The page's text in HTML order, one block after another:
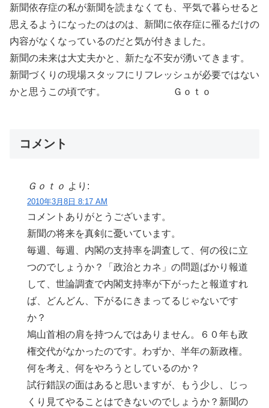
新聞依存症の私が新聞を読まなくても、平気で暮らせると
思えるようになったのはのは、新聞に依存症に罹るだけの
内容がなくなっているのだと気が付きました。
新聞の未来は大丈夫かと、新たな不安が湧いてきます。
新聞づくりの現場スタッフにリフレッシュが必要ではない
かと思うこの頃です。 Ｇｏｔｏ
コメント
Ｇｏｔｏ より:
2010年3月8日 8:17 AM
コメントありがとうございます。
新聞の将来を真剣に憂いています。
毎週、毎週、内閣の支持率を調査して、何の役に立
つのでしょうか？「政治とカネ」の問題ばかり報道
して、世論調査で内閣支持率が下がったと報道すれ
ば、どんどん、下がるにきまってるじゃないです
か？
鳩山首相の肩を持つんではありません。６０年も政
権交代がなかったのです。わずか、半年の新政権。
何を考え、何をやろうとしているのか？
試行錯誤の面はあると思いますが、もう少し、じっ
くり見てやることはできないのでしょうか？新聞の